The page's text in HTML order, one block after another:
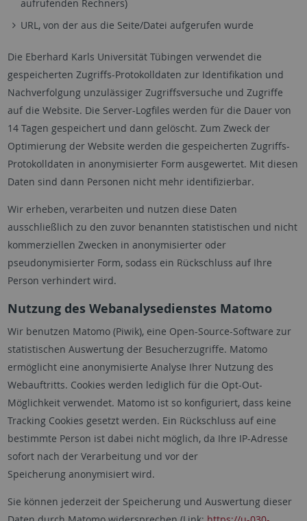
aufrufenden Rechners)
URL, von der aus die Seite/Datei aufgerufen wurde
Die Eberhard Karls Universität Tübingen verwendet die
gespeicherten Zugriffs-Protokolldaten zur Identifikation und
Nachverfolgung unzulässiger Zugriffsversuche und Zugriffe
auf die Website. Die Server-Logfiles werden für die Dauer von
14 Tagen gespeichert und dann gelöscht. Zum Zweck der
Optimierung der Website werden die gespeicherten Zugriffs-
Protokolldaten in anonymisierter Form ausgewertet. Mit diesen
Daten sind dann Personen nicht mehr identifizierbar.
Wir erheben, verarbeiten und nutzen diese Daten
ausschließlich zu den zuvor benannten statistischen und nicht
kommerziellen Zwecken in anonymisierter oder
pseudonymisierter Form, sodass ein Rückschluss auf Ihre
Person verhindert wird.
Nutzung des Webanalysedienstes Matomo
Wir benutzen Matomo (Piwik), eine Open-Source-Software zur
statistischen Auswertung der Besucherzugriffe. Matomo
ermöglicht eine anonymisierte Analyse Ihrer Nutzung des
Webauftritts. Cookies werden lediglich für die Opt-Out-
Möglichkeit verwendet. Matomo ist so konfiguriert, dass keine
Tracking Cookies gesetzt werden. Ein Rückschluss auf eine
bestimmte Person ist dabei nicht möglich, da Ihre IP-Adresse
sofort nach der Verarbeitung und vor der
Speicherung anonymisiert wird.
Sie können jederzeit der Speicherung und Auswertung dieser